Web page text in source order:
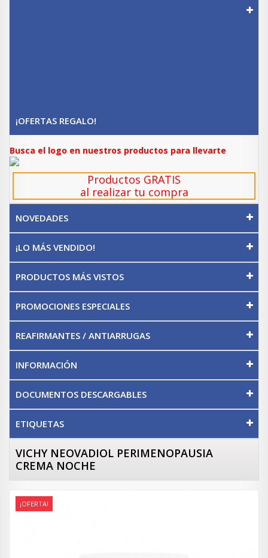
¡OFERTAS REGALO!
Busca el logo en nuestros productos para llevarte
Productos GRATIS
al realizar tu compra
NOVEDADES
¡LO MÁS VENDIDO!
PRODUCTOS MÁS VISTOS
PROMOCIONES ESPECIALES
REAFIRMANTES / ANTIARRUGAS
INFORMACIÓN
DOCUMENTOS DESCARGABLES
ETIQUETAS
VICHY NEOVADIOL PERIMENOPAUSIA
CREMA NOCHE
¡OFERTA!